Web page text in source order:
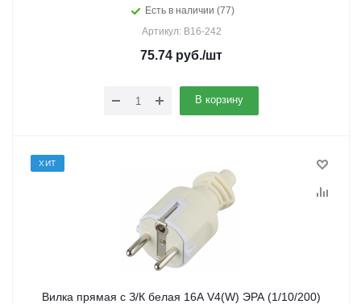
Есть в наличии (77)
Артикул: В16-242
75.74 руб./шт
В корзину
ХИТ
Вилка прямая с З/К белая 16A V4(W) ЭРА (1/10/200)